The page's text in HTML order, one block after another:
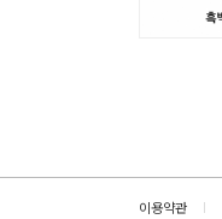
이용약관